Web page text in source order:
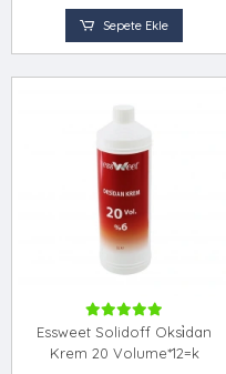
Sepete Ekle
Essweet Solidoff Oksi̇dan
Krem 20 Volume*12=k